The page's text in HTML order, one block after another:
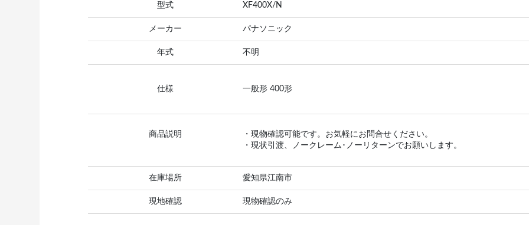
型式 XF400X/N
メーカー パナソニック
年式 不明
仕様 一般形 400形
商品説明
・現物確認可能です。お気軽にお問合せください。
・現状引渡、ノークレーム･ノーリターンでお願いします。
在庫場所 愛知県江南市
現地確認 現物確認のみ